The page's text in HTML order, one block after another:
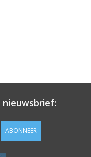
nieuwsbrief:
ABONNEER